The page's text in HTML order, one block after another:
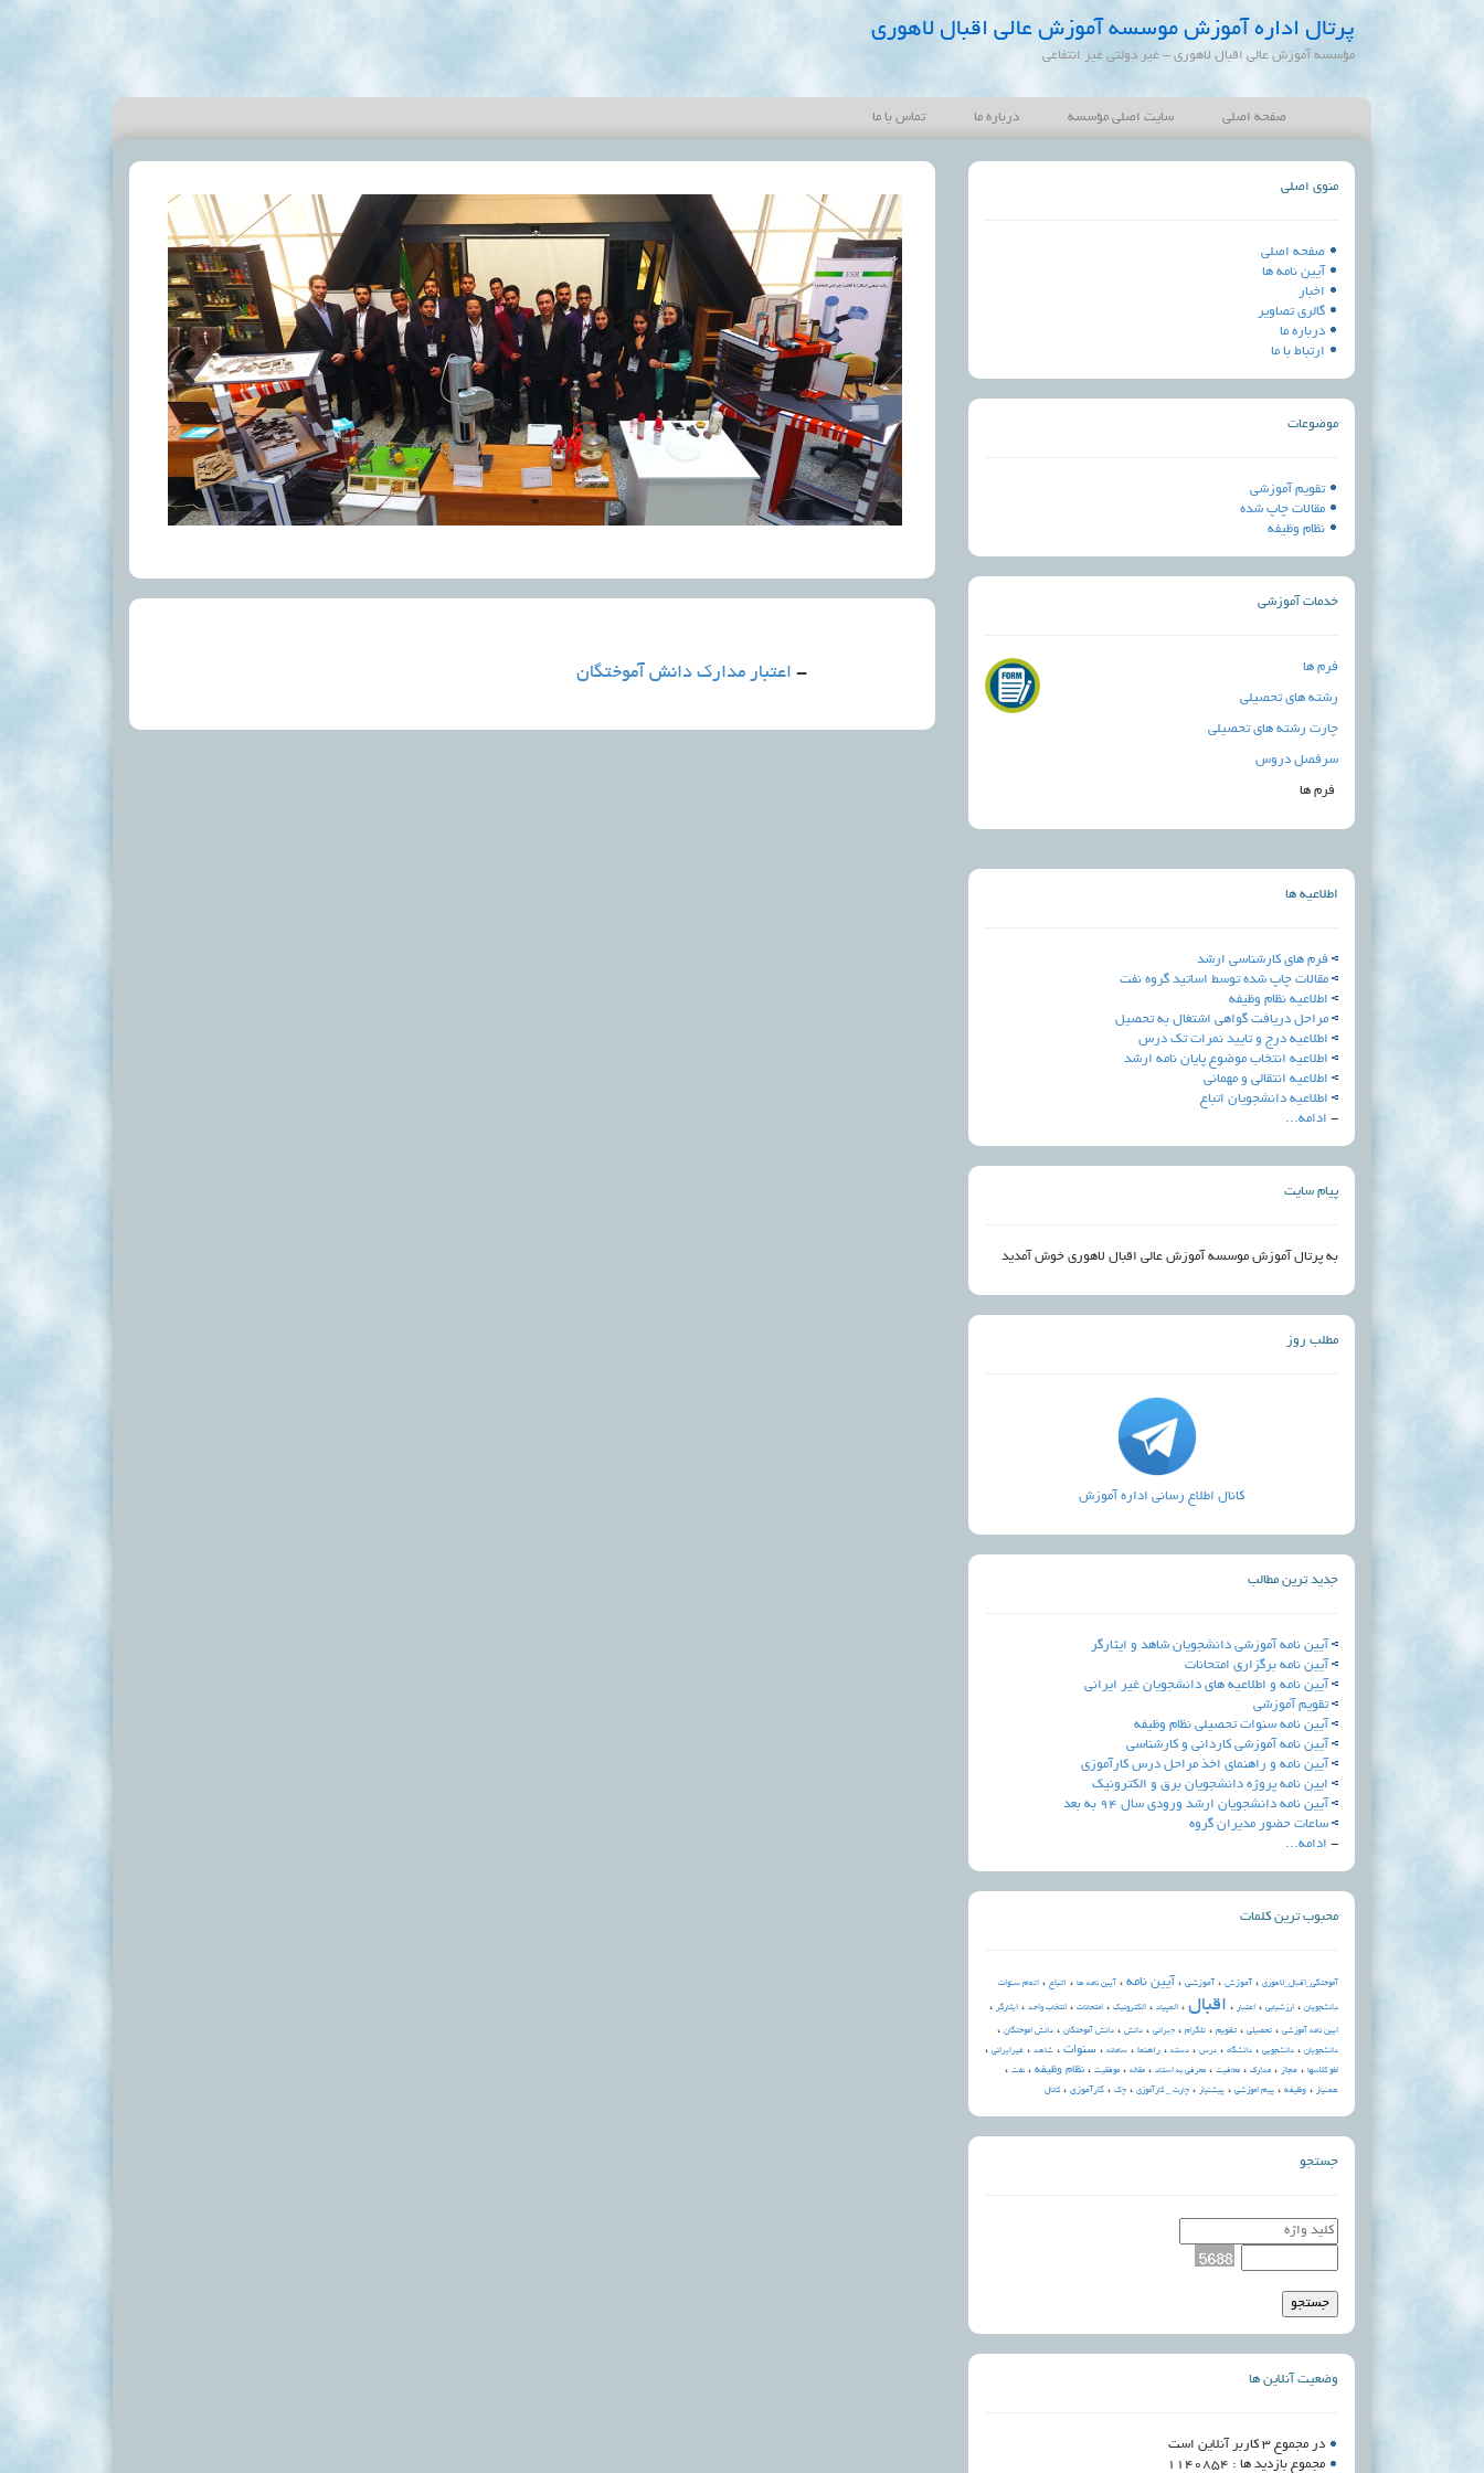
پرتال اداره آموزش موسسه آموزش عالی اقبال لاهوری
مؤسسه آموزش عالی اقبال لاهوری - غیر دولتی غیر انتفاعی
صفحه اصلی سایت اصلی مؤسسه درباره ما تماس با ما
منوی اصلی
صفحه اصلی
آیین نامه ها
اخبار
گالری تصاویر
درباره ما
ارتباط با ما
موضوعات
تقویم آموزشی
مقالات چاپ شده
نظام وظیفه
خدمات آموزشی
فرم ها
رشته های تحصیلی
چارت رشته های تحصیلی
سرفصل دروس
فرم ها
اطلاعیه ها
فرم های کارشناسی ارشد
مقالات چاپ شده توسط اساتید گروه نفت
اطلاعیه نظام وظیفه
مراحل دریافت گواهی اشتغال به تحصیل
اطلاعیه درج و تایید نمرات تک درس
اطلاعيه انتخاب موضوع پايان نامه ارشد
اطلاعيه انتقالي و مهماني
اطلاعیه دانشجویان اتباع
- ادامه...
پیام سایت
به پرتال آموزش موسسه آموزش عالی اقبال لاهوری خوش آمدید
مطلب روز
کانال اطلاع رسانی اداره آموزش
جدید ترین مطالب
آیین نامه آموزشی دانشجویان شاهد و ایثارگر
آيين نامه برگزاري امتحانات
آیین نامه و اطلاعیه های دانشجویان غیر ایرانی
تقویم آموزشی
آیین نامه سنوات تحصیلی نظام وظیفه
آیین نامه آموزشی کاردانی و کارشناسی
آیین نامه و راهنمای اخذ مراحل درس کارآموزی
ایین نامه پروژه دانشجویان برق و الکترونیک
آیین نامه دانشجویان ارشد ورودی سال 94 به بعد
ساعات حضور مدیران گروه
- ادامه...
محبوب ترین کلمات
آموختگی_اقبال_لاهوری ، آموزش ، آموزشی ، آیین نامه ، آیین نامه ها ، اتباع ، اتمام سنوات
دانشجویان ، ارزشیابی ، اعتبار ، اقبال ، المپیاد ، الکترونيک ، امتحانات ، انتخاب واحد ، ایثارگر ،
ایین نامه آموزشی ، تحصیلی ، تقویم ، تلگرام ، جبرانی ، دانش ، دانش آموختگان ، دانش اموختگان ،
دانشجویان ، دانشجویی ، دانشگاه ، درس ، دسته ، راهنما ، سامانه ، سنوات ، شاهد ، غیرایرانی ،
لغو کلاسها ، مجاز ، مدارک ، معافیت ، معرفی به استاد ، مقاله ، موفقیت ، نظام وظیفه ، نفت ،
همنیاز ، وظیفه ، پیام اموزشی ، پیشنیاز ، چارت _ کارآموزی ، چک ، کارآموزی ، کانال
جستجو
وضعیت آنلاین ها
در مجموع 3 کاربر آنلاین است
مجموع بازدید ها : 1140854
- اعتبار مدارک دانش آموختگان